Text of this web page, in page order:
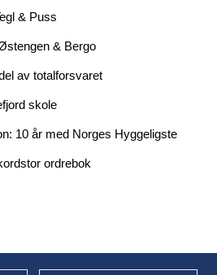
& Puss
& Bergo
av totalforsvaret
skole
10 år med Norges Hyggeligste
ordrebok